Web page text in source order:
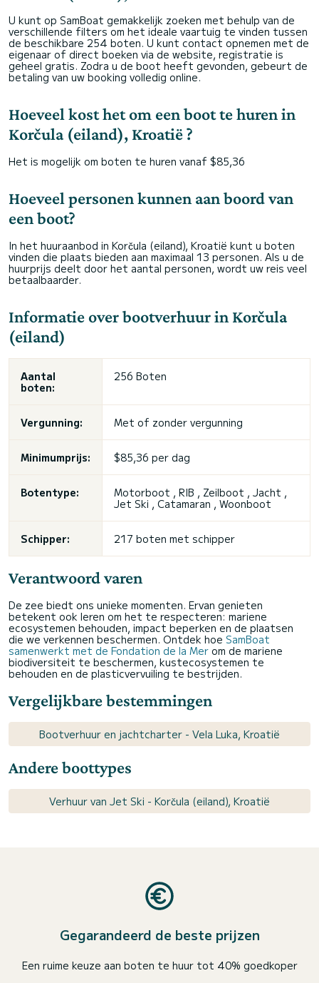
U kunt op SamBoat gemakkelijk zoeken met behulp van de
verschillende filters om het ideale vaartuig te vinden tussen
de beschikbare 254 boten. U kunt contact opnemen met de
eigenaar of direct boeken via de website, registratie is
geheel gratis. Zodra u de boot heeft gevonden, gebeurt de
betaling van uw booking volledig online.
Hoeveel kost het om een boot te huren in
Korčula (eiland), Kroatië ?
Het is mogelijk om boten te huren vanaf $85,36
Hoeveel personen kunnen aan boord van
een boot?
In het huuraanbod in Korčula (eiland), Kroatië kunt u boten
vinden die plaats bieden aan maximaal 13 personen. Als u de
huurprijs deelt door het aantal personen, wordt uw reis veel
betaalbaarder.
Informatie over bootverhuur in Korčula
(eiland)
Aantal
boten:
256 Boten
Vergunning: Met of zonder vergunning
Minimumprijs: $85,36 per dag
Botentype:
Motorboot , RIB , Zeilboot , Jacht ,
Jet Ski , Catamaran , Woonboot
Schipper: 217 boten met schipper
Verantwoord varen
De zee biedt ons unieke momenten. Ervan genieten
betekent ook leren om het te respecteren: mariene
ecosystemen behouden, impact beperken en de plaatsen
die we verkennen beschermen. Ontdek hoe SamBoat
samenwerkt met de Fondation de la Mer om de mariene
biodiversiteit te beschermen, kustecosystemen te
behouden en de plasticvervuiling te bestrijden.
Vergelijkbare bestemmingen
Bootverhuur en jachtcharter - Vela Luka, Kroatië
Andere boottypes
Verhuur van Jet Ski - Korčula (eiland), Kroatië
Gegarandeerd de beste prijzen
Een ruime keuze aan boten te huur tot 40% goedkoper